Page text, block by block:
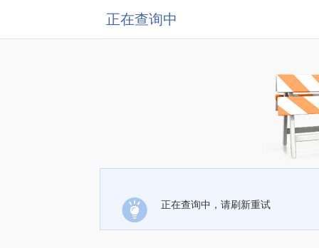
正在查询中
正在查询中，请刷新重试